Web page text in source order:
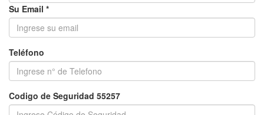
Su Email *
Teléfono
Codigo de Seguridad 55257